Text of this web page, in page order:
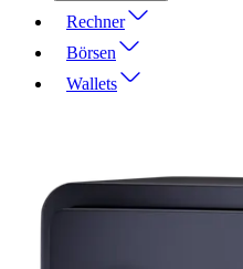
Rechner
Börsen
Wallets